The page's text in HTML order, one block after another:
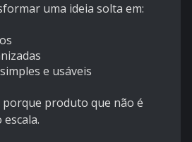
uma ideia solta em:
e usáveis
porque produto que não é